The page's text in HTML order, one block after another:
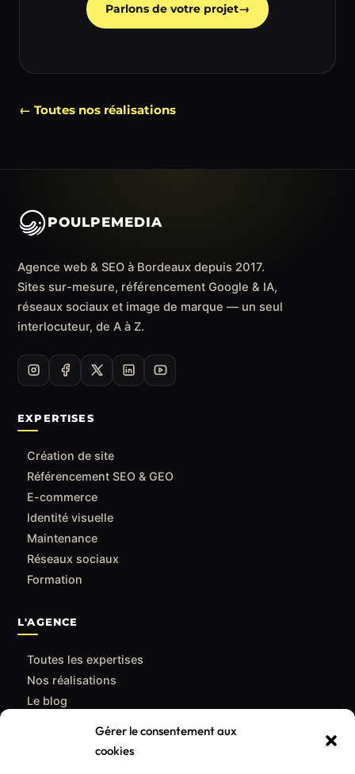
Gérer le consentement aux
cookies
Parlons de votre projet→
← Toutes nos réalisations
POULPEMEDIA
Agence web & SEO à Bordeaux depuis 2017.
Sites sur-mesure, référencement Google & IA,
réseaux sociaux et image de marque — un seul
interlocuteur, de A à Z.
EXPERTISES
Création de site
Référencement SEO & GEO
E-commerce
Identité visuelle
Maintenance
Réseaux sociaux
Formation
L'AGENCE
Toutes les expertises
Nos réalisations
Le blog